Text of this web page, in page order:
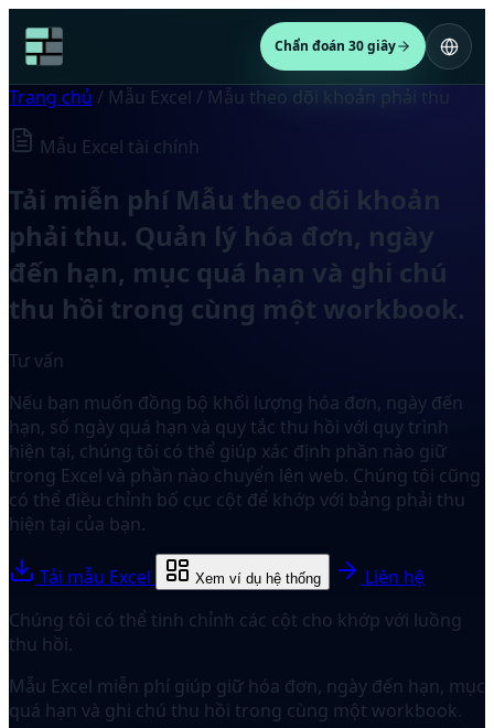
Chẩn đoán 30 giây
Trang chủ / Mẫu Excel / Mẫu theo dõi khoản phải thu
Mẫu Excel tài chính
Tải miễn phí Mẫu theo dõi khoản
phải thu. Quản lý hóa đơn, ngày
đến hạn, mục quá hạn và ghi chú
thu hồi trong cùng một workbook.
Tư vấn
Nếu bạn muốn đồng bộ khối lượng hóa đơn, ngày đến
hạn, số ngày quá hạn và quy tắc thu hồi với quy trình
hiện tại, chúng tôi có thể giúp xác định phần nào giữ
trong Excel và phần nào chuyển lên web. Chúng tôi cũng
có thể điều chỉnh bố cục cột để khớp với bảng phải thu
hiện tại của bạn.
Tải mẫu Excel Xem ví dụ hệ thống
Liên hệ
Chúng tôi có thể tinh chỉnh các cột cho khớp với luồng
thu hồi.
Mẫu Excel miễn phí giúp giữ hóa đơn, ngày đến hạn, mục
quá hạn và ghi chú thu hồi trong cùng một workbook.